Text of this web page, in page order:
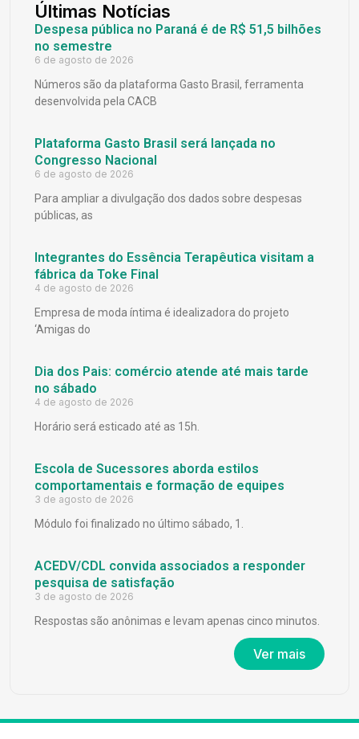
Últimas Notícias
Despesa pública no Paraná é de R$ 51,5 bilhões
no semestre
6 de agosto de 2026
Números são da plataforma Gasto Brasil, ferramenta
desenvolvida pela CACB
Plataforma Gasto Brasil será lançada no
Congresso Nacional
6 de agosto de 2026
Para ampliar a divulgação dos dados sobre despesas
públicas, as
Integrantes do Essência Terapêutica visitam a
fábrica da Toke Final
4 de agosto de 2026
Empresa de moda íntima é idealizadora do projeto
‘Amigas do
Dia dos Pais: comércio atende até mais tarde
no sábado
4 de agosto de 2026
Horário será esticado até as 15h.
Escola de Sucessores aborda estilos
comportamentais e formação de equipes
3 de agosto de 2026
Módulo foi finalizado no último sábado, 1.
ACEDV/CDL convida associados a responder
pesquisa de satisfação
3 de agosto de 2026
Respostas são anônimas e levam apenas cinco minutos.
Ver mais